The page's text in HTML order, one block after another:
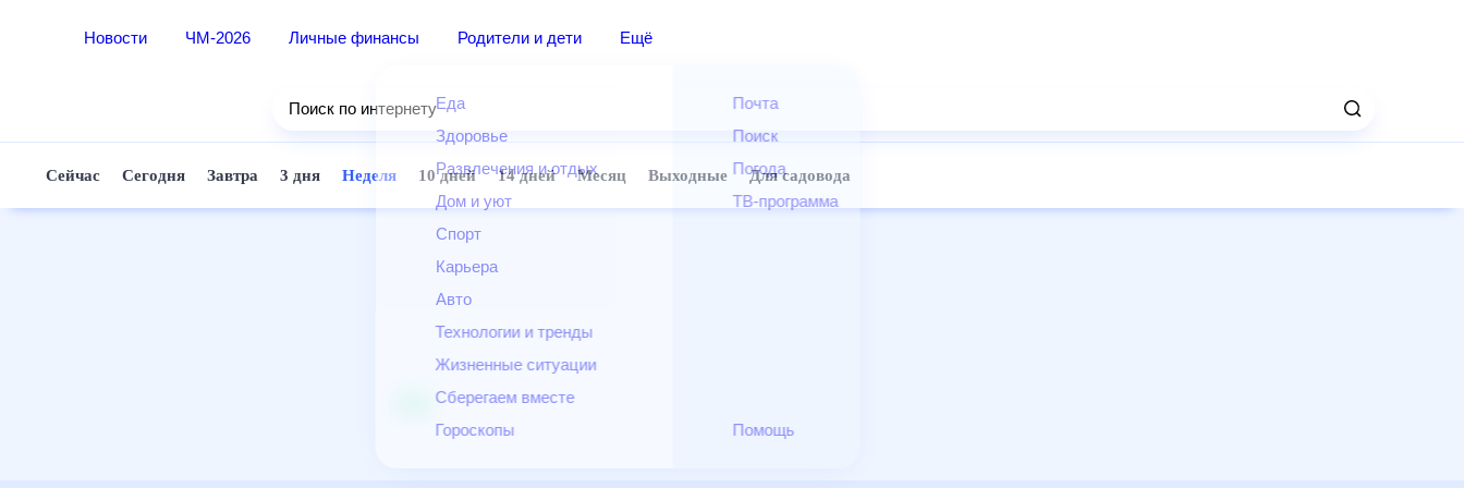
Новости ЧМ-2026 Личные финансы Родители и дети Ещё
Еда
Здоровье
Развлечения и отдых
Дом и уют
Спорт
Карьера
Авто
Технологии и тренды
Жизненные ситуации
Сберегаем вместе
Гороскопы
Почта
Поиск
Погода
ТВ-программа
Помощь
Поиск по интернету
Сейчас Сегодня Завтра 3 дня Неделя 10 дней 14 дней Месяц Выходные Для садовода